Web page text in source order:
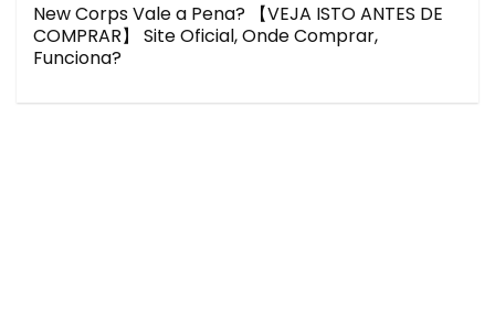
New Corps Vale a Pena? 【VEJA ISTO ANTES DE
COMPRAR】 Site Oficial, Onde Comprar,
Funciona?